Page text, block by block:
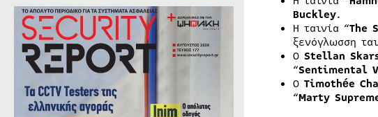
Buckley.
Η ταινία “The
ξενόγλωσση
Ο Stellan
“Sentimental
Ο Timothée
“Marty